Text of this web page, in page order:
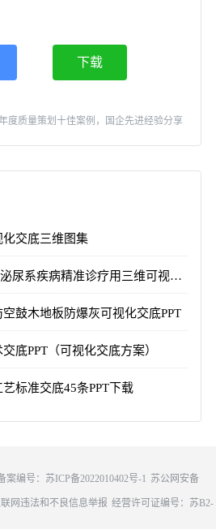
下载
度质量策划十佳案例，国企先进经验分享
交底三维图集
T/CNHAW 0014-2025 泌尿系疾病精准诊疗用三维可视化数字智慧系统技术要求
鼓木地板防爆灰可视化交底PPT
底PPT（可视化交底方案）
标准交底45条PPT下载
案编号： 苏ICP备2022010402号-1 苏公网安备
32011302321677
联网违法和不良信息举报 经营许可证编号：苏B2-